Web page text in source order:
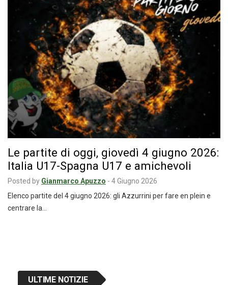
Le partite di oggi, giovedì 4 giugno 2026:
Italia U17-Spagna U17 e amichevoli
Posted by Gianmarco Apuzzo - 4 Giugno 2026
Elenco partite del 4 giugno 2026: gli Azzurrini per fare en plein e
centrare la…
ULTIME NOTIZIE